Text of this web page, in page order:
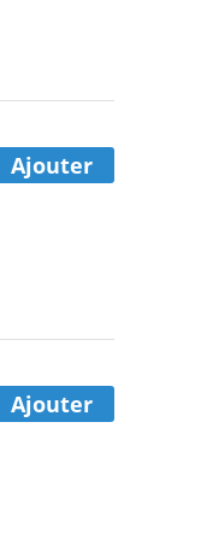
Ajouter
Ajouter